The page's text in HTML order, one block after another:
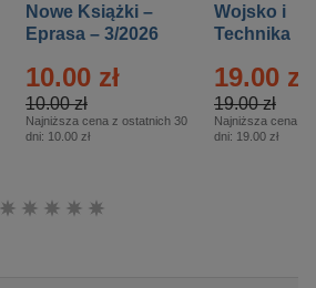
Nowe Książki –
Eprasa – 3/2026
10.00 zł
10.00 zł
Najniższa cena z ostatnich 30
dni: 10.00 zł
Wojsko i
Technika
– 2/2026
19.00 zł
19.00 zł
Najniższa cena z
dni: 19.00 zł
Ocena: